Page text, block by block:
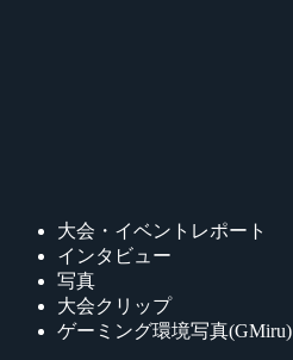
大会・イベントレポート
インタビュー
写真
大会クリップ
ゲーミング環境写真(GMiru)